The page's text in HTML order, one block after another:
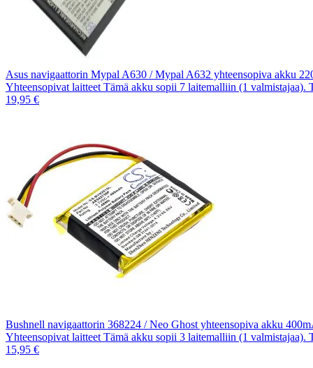
Asus navigaattorin Mypal A630 / Mypal A632 yhteensopiva akku
Yhteensopivat laitteet Tämä akku sopii 7 laitemalliin (1 valmistajaa).
19,95 €
Bushnell navigaattorin 368224 / Neo Ghost yhteensopiva akku
Yhteensopivat laitteet Tämä akku sopii 3 laitemalliin (1 valmistajaa).
15,95 €